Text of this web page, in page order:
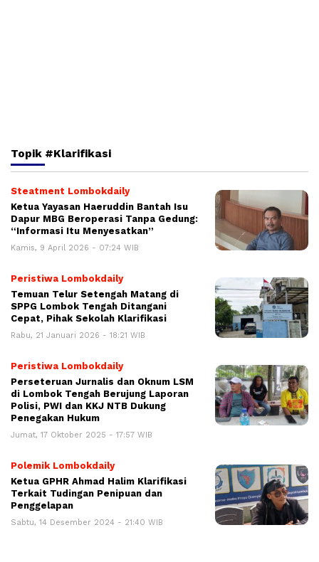
Topik #Klarifikasi
Steatment Lombokdaily
Ketua Yayasan Haeruddin Bantah Isu
Dapur MBG Beroperasi Tanpa Gedung:
“Informasi Itu Menyesatkan”
Kamis, 9 April 2026 - 07:24 WIB
Peristiwa Lombokdaily
Temuan Telur Setengah Matang di
SPPG Lombok Tengah Ditangani
Cepat, Pihak Sekolah Klarifikasi
Rabu, 21 Januari 2026 - 18:21 WIB
Peristiwa Lombokdaily
Perseteruan Jurnalis dan Oknum LSM
di Lombok Tengah Berujung Laporan
Polisi, PWI dan KKJ NTB Dukung
Penegakan Hukum
Jumat, 17 Oktober 2025 - 17:57 WIB
Polemik Lombokdaily
Ketua GPHR Ahmad Halim Klarifikasi
Terkait Tudingan Penipuan dan
Penggelapan
Sabtu, 14 Desember 2024 - 21:40 WIB